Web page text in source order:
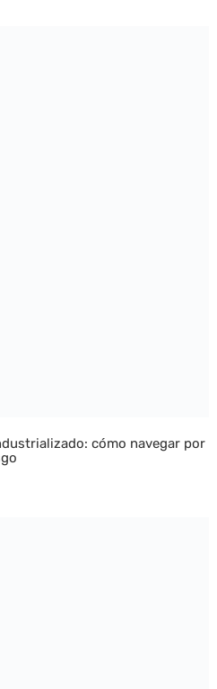
cómo navegar por